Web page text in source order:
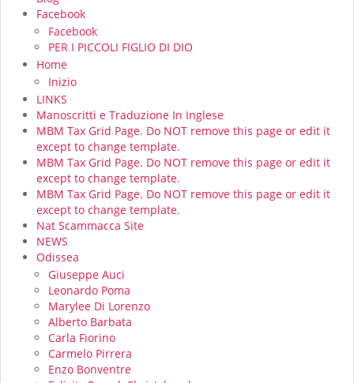
Facebook
Facebook
PER I PICCOLI FIGLIO DI DIO
Home
Inizio
LINKS
Manoscritti e Traduzione In Inglese
MBM Tax Grid Page. Do NOT remove this page or edit it
except to change template.
MBM Tax Grid Page. Do NOT remove this page or edit it
except to change template.
MBM Tax Grid Page. Do NOT remove this page or edit it
except to change template.
Nat Scammacca Site
NEWS
Odissea
Giuseppe Auci
Leonardo Poma
Marylee Di Lorenzo
Alberto Barbata
Carla Fiorino
Carmelo Pirrera
Enzo Bonventre